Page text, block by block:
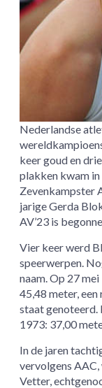
Nederlandse
keer goud en
plakken kwam in
Zevenkampster
jarige Gerda
AV’23 is
Vier keer werd
speerwerpen.
naam. Op 27
45,48 meter,
staat genoteerd.
1973: 37,00
In de jaren
vervolgens
Vetter,